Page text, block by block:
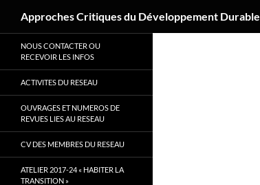
Aller
contenu
Approches Critiques du Développement Durable
NOUS CONTACTER OU
RECEVOIR LES INFOS
ACTIVITES DU RESEAU
OUVRAGES ET NUMEROS DE
REVUES LIES AU RESEAU
CV DES MEMBRES DU RESEAU
ATELIER 2017-24 « HABITER LA
TRANSITION »